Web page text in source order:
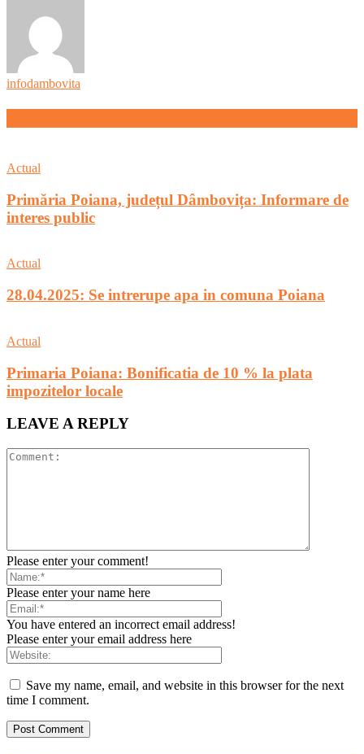
infodambovita
Actual
Primăria Poiana, județul Dâmbovița: Informare de
interes public
Actual
28.04.2025: Se intrerupe apa in comuna Poiana
Actual
Primaria Poiana: Bonificatia de 10 % la plata
impozitelor locale
LEAVE A REPLY
Please enter your comment!
Please enter your name here
You have entered an incorrect email address!
Please enter your email address here
Save my name, email, and website in this browser for the next
time I comment.